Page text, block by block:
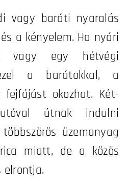
vagy baráti nyaralás
a kényelem. Ha nyári
vagy egy hétvégi
a barátokkal, a
fejfájást okozhat. Két-
útnak indulni
üzemanyag
miatt, de a közös
elrontja.